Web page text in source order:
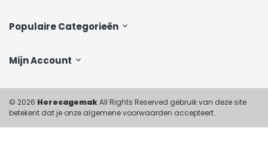
Populaire Categorieën
Mijn Account
© 2026 HorecagemakAll Rights Reserved gebruik van deze site
betekent dat je onze algemene voorwaarden accepteert.